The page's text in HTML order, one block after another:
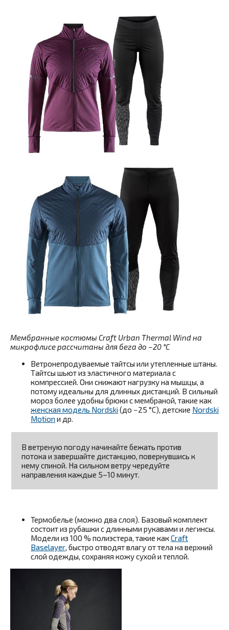
Мембранные костюмы Craft Urban Thermal Wind на
микрофлисе рассчитаны для бега до −20 °C
Ветронепродуваемые тайтсы или утепленные штаны.
Тайтсы шьют из эластичного материала с
компрессией. Они снижают нагрузку на мышцы, а
потому идеальны для длинных дистанций. В сильный
мороз более удобны брюки с мембраной, такие как
женская модель Nordski (до −25 °C), детские Nordski
Motion и др.
В ветреную погоду начинайте бежать против
потока и завершайте дистанцию, повернувшись к
нему спиной. На сильном ветру чередуйте
направления каждые 5–10 минут.
Термобелье (можно два слоя). Базовый комплект
состоит из рубашки с длинными рукавами и легинсы.
Модели из 100 % полиэстера, такие какCraft
Baselayer, быстро отводят влагу от тела на верхний
слой одежды, сохраняя кожу сухой и теплой.